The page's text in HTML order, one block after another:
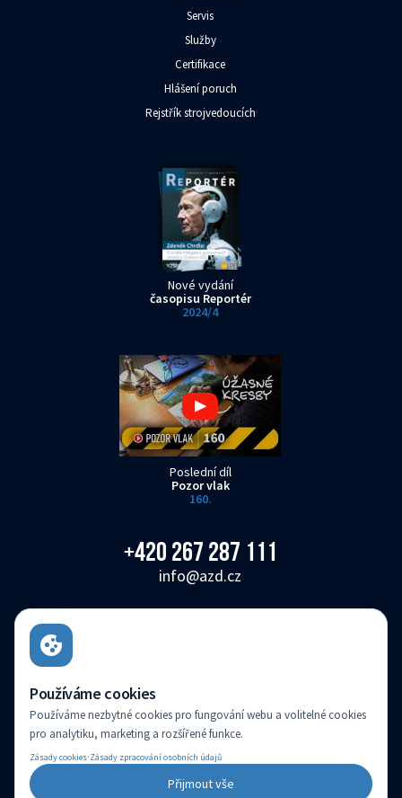
Používáme cookies
Používáme nezbytné cookies pro fungování webu a volitelné cookies
pro analytiku, marketing a rozšířené funkce.
Zásady cookies·Zásady zpracování osobních údajů
Přijmout vše
Servis
Služby
Certifikace
Hlášení poruch
Rejstřík strojvedoucích
Nové vydání
časopisu Reportér
2024/4
Poslední díl
Pozor vlak
160.
+420 267 287 111
info@azd.cz
AŽD Praha s.r.o. je zapsaná v obchodním rejstříku vedeném Městským soudem v
Praze pod sp. zn.: C 14616
(c) Created by